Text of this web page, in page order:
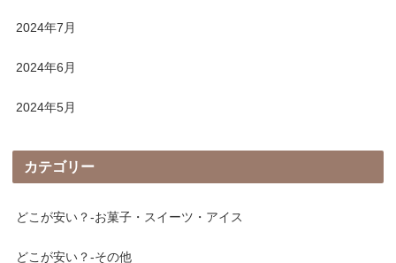
2024年7月
2024年6月
2024年5月
カテゴリー
どこが安い？-お菓子・スイーツ・アイス
どこが安い？-その他